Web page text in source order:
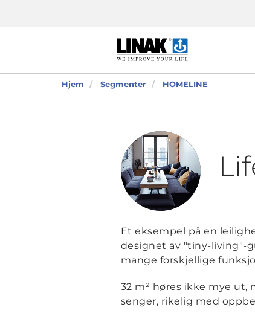
Hjem Segmenter HOMELINE
Et eksempel på en
designet av "tiny-living"-
mange forskjellige
32 m² høres ikke mye ut,
senger, rikelig med